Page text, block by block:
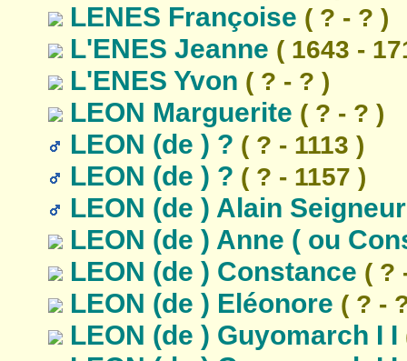
LENES Françoise ( ? - ? )
L'ENES Jeanne ( 1643 -
L'ENES Yvon ( ? - ? )
LEON Marguerite ( ? - ? )
LEON (de ) ? ( ? - 1113 )
LEON (de ) ? ( ? - 1157 )
LEON (de ) Alain
LEON (de ) Anne ( ou
LEON (de ) Constance ( ?
LEON (de ) Eléonore ( ? -
LEON (de ) Guyomarch I I